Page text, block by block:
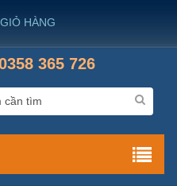
GIỎ HÀNG
365 726